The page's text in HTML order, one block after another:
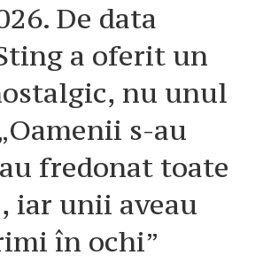
De data
a oferit un
nu unul
s-au
fredonat toate
iar unii aveau
în ochi”